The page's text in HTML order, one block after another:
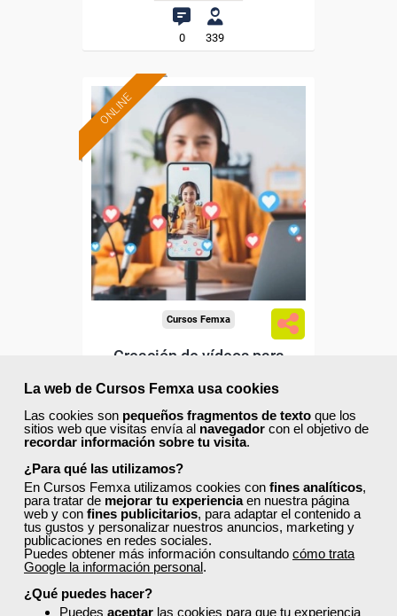
La web de Cursos Femxa usa cookies
Las cookies son pequeños fragmentos de texto que los
sitios web que visitas envía al navegador con el objetivo de
recordar información sobre tu visita.
¿Para qué las utilizamos?
En Cursos Femxa utilizamos cookies con fines analíticos,
para tratar de mejorar tu experienciaen nuestra página
web y con fines publicitarios, para adaptar el contenido a
tus gustos y personalizar nuestros anuncios, marketing y
publicaciones en redes sociales.
Puedes obtener más información consultando cómo trata
Google la información personal.
¿Qué puedes hacer?
Puedes aceptar las cookies para que tu experiencia
0 339
ONLINE
Formación 100%
subvencionada.
Para desempleados,
trabajadores y autónomos.
Sector
-Información, Comunicación
y Artes Gráficas.
Cursos Femxa
Creación de vídeos para
Curso Gratuito
50 horas
Online (toda España)
Ver curso
0 199